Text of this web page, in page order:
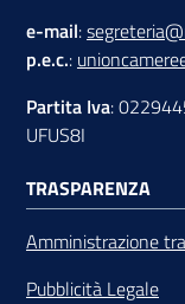
e-mail:
p.e.c.:
Partita Iva:
UFUS8I
TRASPARENZA
Amministrazione
Pubblicità Legale